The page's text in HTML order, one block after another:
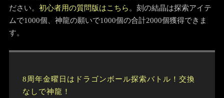
ださい。 初心者用の質問版はこちら 。刻の結晶は探索アイテ
ムで1000個、神龍の願いで1000個の合計2000個獲得できま
す。
8周年金曜日はドラゴンボール探索バトル！交換
なしで神龍！